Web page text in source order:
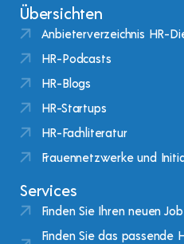
Übersichten
Anbieterverzeichnis HR-
HR-Podcasts
HR-Blogs
HR-Startups
HR-Fachliteratur
Frauennetzwerke und
Services
Finden Sie Ihren neuen Job
Finden Sie das passende